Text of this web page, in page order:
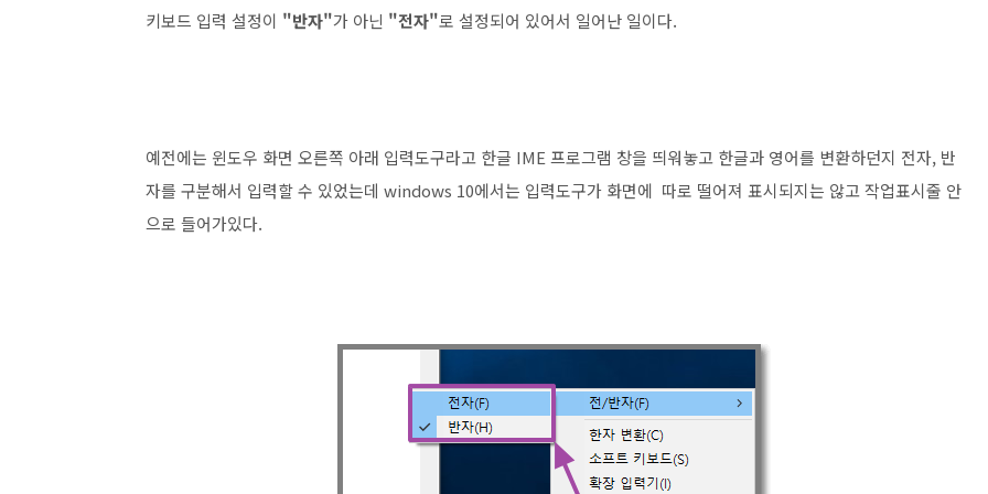
키보드 입력 설정이 "반자"가 아닌 "전자"로 설정되어 있어서 일어난 일이다.
예전에는 윈도우 화면 오른쪽 아래 입력도구라고 한글 IME 프로그램 창을 띄워놓고 한글과 영어를 변환하던지 전자, 반
자를 구분해서 입력할 수 있었는데 windows 10에서는 입력도구가 화면에 따로 떨어져 표시되지는 않고 작업표시줄 안
으로 들어가있다.